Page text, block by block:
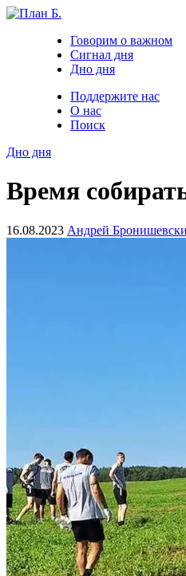
Говорим о важном
Сигнал дня
Дно дня
Поддержите нас
О нас
Поиск
Дно дня
Время
16.08.2023 Андрей